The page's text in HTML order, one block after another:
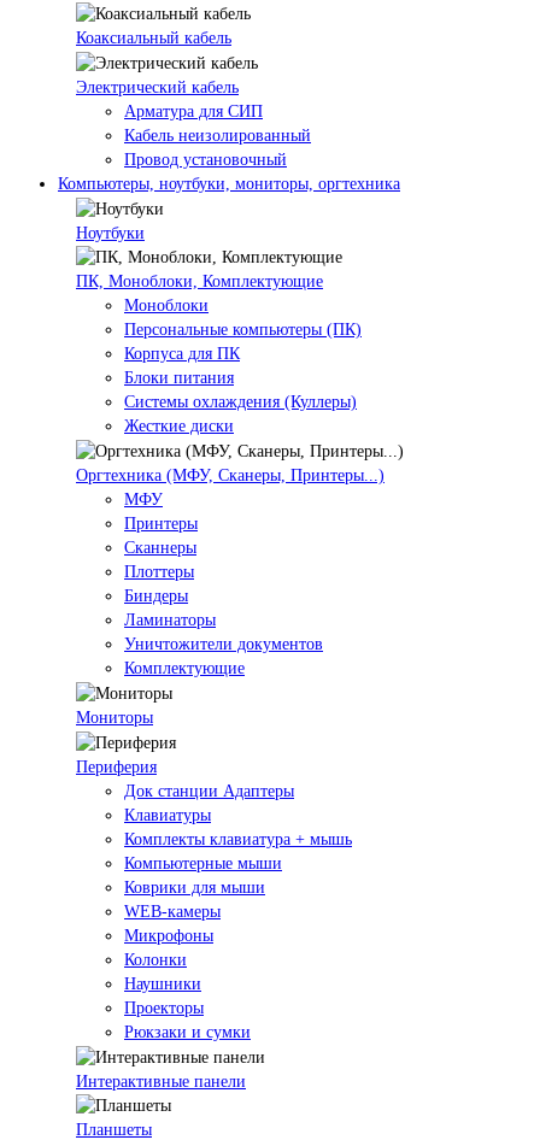
Коаксиальный кабель
Электрический кабель
Арматура для СИП
Кабель неизолированный
Провод установочный
Компьютеры, ноутбуки, мониторы, оргтехника
Ноутбуки
ПК, Моноблоки, Комплектующие
Моноблоки
Персональные компьютеры (ПК)
Корпуса для ПК
Блоки питания
Системы охлаждения (Куллеры)
Жесткие диски
Оргтехника (МФУ, Сканеры, Принтеры...)
МФУ
Принтеры
Сканнеры
Плоттеры
Биндеры
Ламинаторы
Уничтожители документов
Комплектующие
Мониторы
Периферия
Док станции Адаптеры
Клавиатуры
Комплекты клавиатура + мышь
Компьютерные мыши
Коврики для мыши
WEB-камеры
Микрофоны
Колонки
Наушники
Проекторы
Рюкзаки и сумки
Интерактивные панели
Планшеты